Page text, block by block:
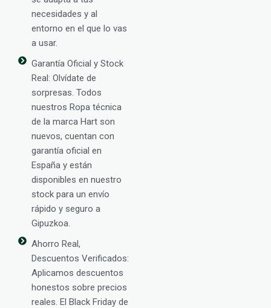
necesidades y al
entorno en el que lo vas
a usar.
Garantía Oficial y Stock
Real: Olvídate de
sorpresas. Todos
nuestros Ropa técnica
de la marca Hart son
nuevos, cuentan con
garantía oficial en
España y están
disponibles en nuestro
stock para un envío
rápido y seguro a
Gipuzkoa.
Ahorro Real,
Descuentos Verificados:
Aplicamos descuentos
honestos sobre precios
reales. El Black Friday de